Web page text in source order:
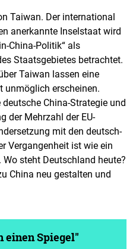
Taiwan. Der international
anerkannte Inselstaat wird
China-Politik“ als
Staatsgebietes betrachtet.
Taiwan lassen eine
unmöglich erscheinen.
China-Strategie und
der Mehrzahl der EU-
mit den deutsch-
Vergangenheit ist wie ein
steht Deutschland heute?
China neu gestalten und
einen Spiegel"